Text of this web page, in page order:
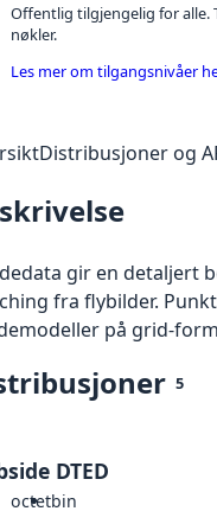
Offentlig tilgjengelig for alle.
nøkler.
Les mer om tilgangsnivåer
Distribusjoner og
gir en detaljert
fra flybilder.
på grid-
5
DTED
octetbin